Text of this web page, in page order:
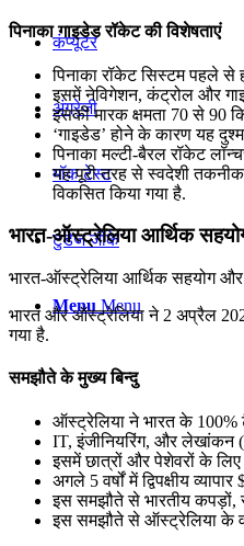
कंप्यूटर
अंग्रेजी
मॉक टेस्ट
टुडेज जीके
Menu Menu
पिनाका गाइडेड रॉकेट की विशेषताएं
पिनाका रॉकेट सिस्टम पहले से
इसमें नेविगेशन, कंट्रोल और
इसकी मारक क्षमता 70 से 90
‘गाइडेड’ होने के कारण यह
पिनाका मल्टी-बैरल रॉकेट
यह पूरी तरह से स्वदेशी
विकसित किया गया है.
भारत-ऑस्ट्रेलिया आर्थिक
भारत-ऑस्ट्रेलिया आर्थिक सहयोग और
भारत और ऑस्ट्रेलिया ने 2 अप्रैल
गया है.
समझौते के मुख्य बिन्दु
ऑस्ट्रेलिया ने भारत के 100%
IT, इंजीनियरिंग, और लेखांकन
इसमें छात्रों और पेशेवरों के लिए
अगले 5 वर्षों में द्विपक्षीय
इस समझौते से भारतीय कपड़ों,
इस समझौते से ऑस्ट्रेलिया के